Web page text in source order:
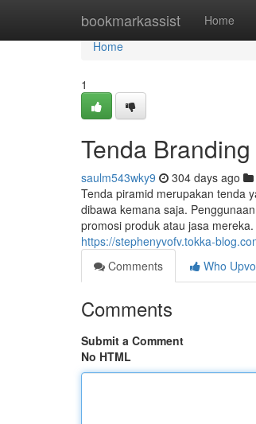
bookmarkassist Home
Home
Home
1
Tenda Branding
saulm543wky9 304 days ago
Tenda piramid merupakan tenda
dibawa kemana saja.
promosi produk atau jasa
https://stephenyvofv.tokka-
Comments
Who
Comments
Submit a Comment
No HTML